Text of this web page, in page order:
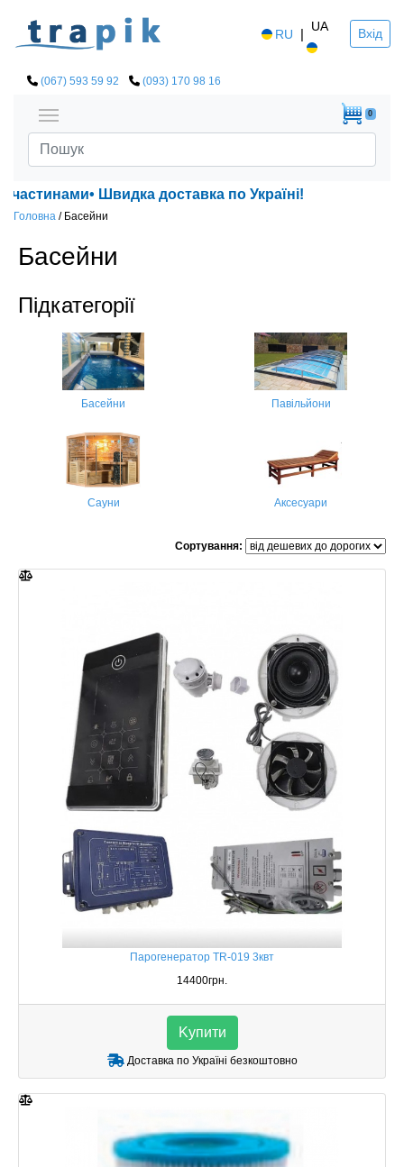
RU | UA Вхід
(067) 593 59 92 (093) 170 98 16
0
доставка по Україні!
Головна / Басейни
Басейни
Підкатегорії
Басейни Павільйони
Сауни Аксесуари
Сортування:
Парогенератор TR-019 3квт
14400грн.
Kупити
Доставка по Україні безкоштовно